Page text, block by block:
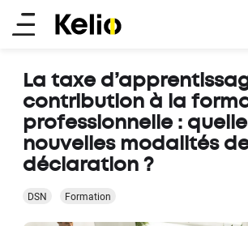
Aller
auMain
La taxe
contribution à la
professionnelle :
nouvelles modalités
déclaration ?
DSN Formation